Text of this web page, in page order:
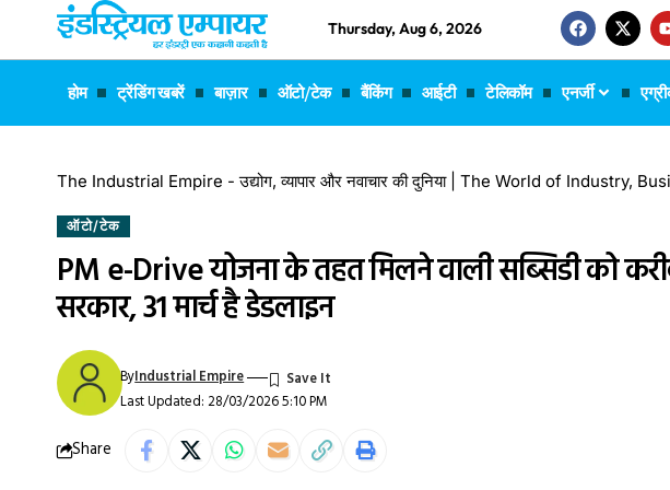
Thursday, Aug 6, 2026
होम ट्रेंडिंग खबरें बाज़ार ऑटो/टेक बैंकिंग आईटी टेलिकॉम एनर्जी
The Industrial Empire - उद्योग, व्यापार और नवाचार की दुनिया | The World of Industry,
ऑटो/टेक
PM e-Drive योजना के तहत मिलने वाली सब्सिडी को
सरकार, 31 मार्च है डेडलाइन
Last Updated: 28/03/2026 5:10 PM
ByIndustrial Empire
Share